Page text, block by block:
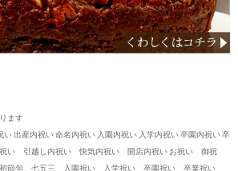
ます
い 出産内祝い 命名内祝い 入園内祝い 入学内祝い 卒園内祝い 卒
い 引越し内祝い 快気内祝い 開店内祝い お祝い 御祝
節句 七五三 入園祝い 入学祝い 卒園祝い 卒業祝い